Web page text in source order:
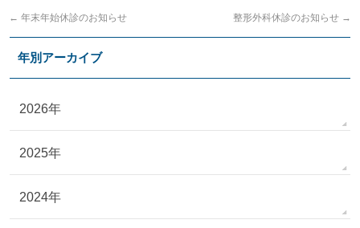
← 年末年始休診のお知らせ 整形外科休診のお知らせ →
年別アーカイブ
2026年
2025年
2024年